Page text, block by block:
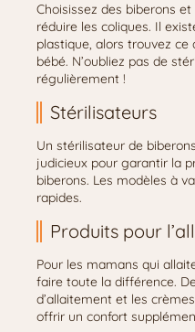
Choisissez des biberons
réduire les coliques. Il
plastique, alors trouvez
bébé. N’oubliez pas de
régulièrement !
Stérilisateurs
Un stérilisateur de
judicieux pour garantir la
biberons. Les modèles à
rapides.
Produits pour
Pour les mamans qui
faire toute la différence.
d’allaitement et les
offrir un confort